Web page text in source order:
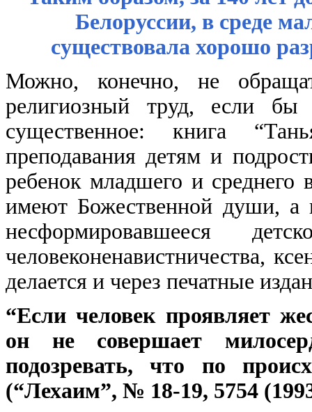
Белоруссии, в среде
существовала хорошо
Можно, конечно, не
религиозный труд, если бы
существенное: книга
преподавания детям и
ребенок младшего и среднего
имеют Божественной души,
несформировавшееся
человеконенавистничества,
делается и через печатные
“Если человек проявляет
он не совершает
подозревать, что по
(“Лехаим”, № 18-19, 5754